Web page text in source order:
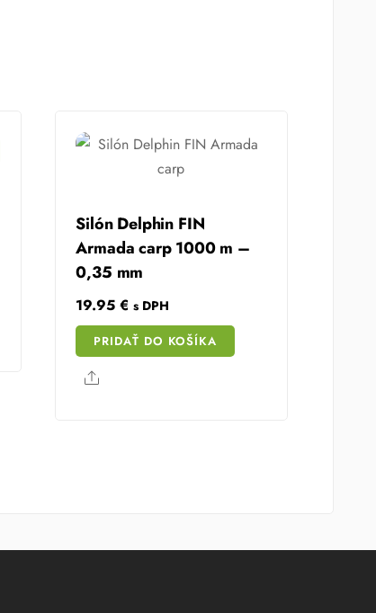
Silón Delphin FIN
Armada carp 1000 m –
0,35 mm
19.95€ s DPH
PRIDAŤ DO KOŠÍKA
Share